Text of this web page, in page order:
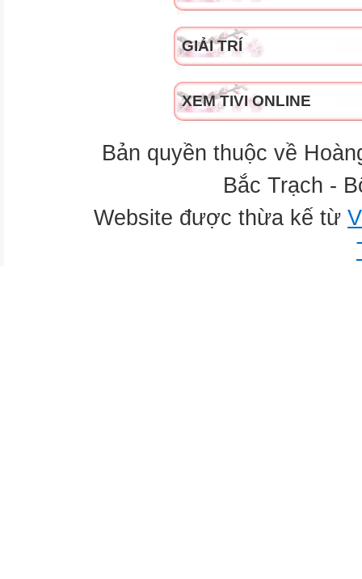
GIẢI TRÍ
XEM TIVI ONLINE
Bản quyền thuộc về
Bắc Trạch -
Website được thừa kế từ